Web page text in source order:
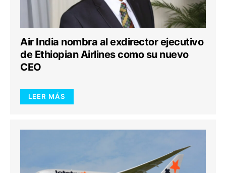
Air India nombra al exdirector ejecutivo
de Ethiopian Airlines como su nuevo
CEO
LEER MÁS